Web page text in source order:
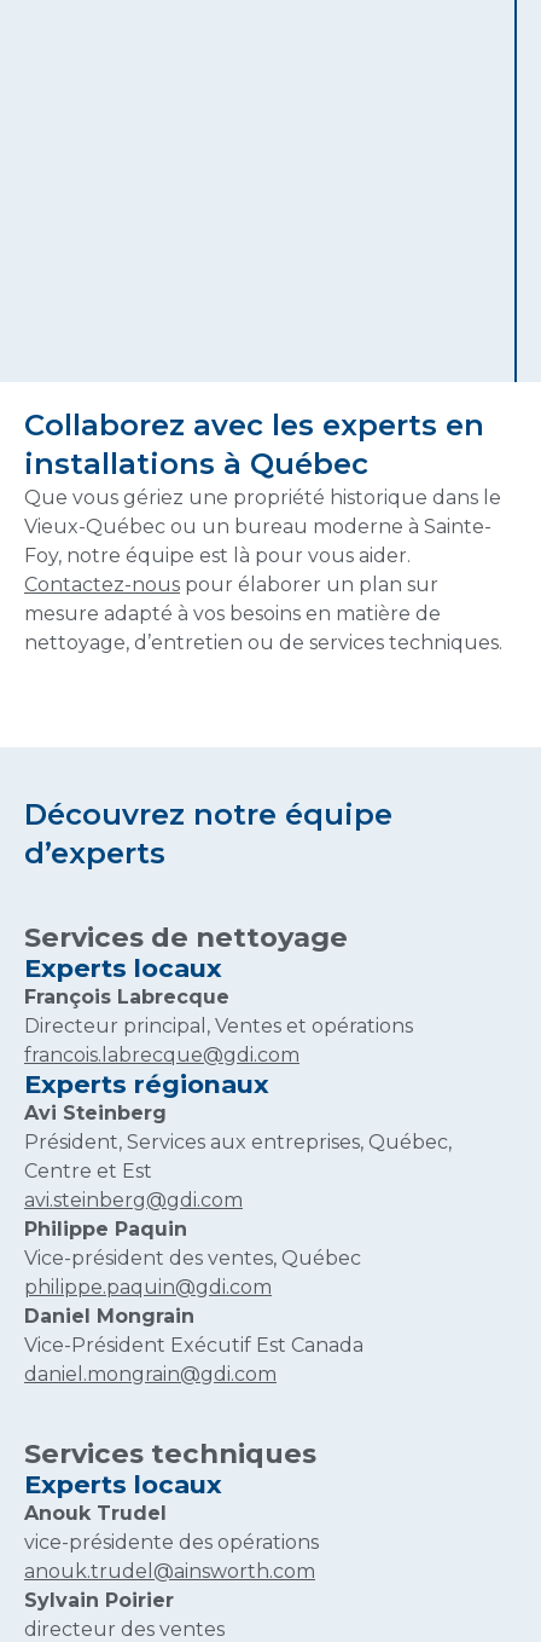
Collaborez avec les experts en
installations à Québec
Que vous gériez une propriété historique dans le
Vieux-Québec ou un bureau moderne à Sainte-
Foy, notre équipe est là pour vous aider.
Contactez-nous pour élaborer un plan sur
mesure adapté à vos besoins en matière de
nettoyage, d’entretien ou de services techniques.
Découvrez notre équipe
d’experts
Services de nettoyage
Experts locaux
François Labrecque
Directeur principal, Ventes et opérations
francois.labrecque@gdi.com
Experts régionaux
Avi Steinberg
Président, Services aux entreprises, Québec,
Centre et Est
avi.steinberg@gdi.com
Philippe Paquin
Vice-président des ventes, Québec
philippe.paquin@gdi.com
Daniel Mongrain
Vice-Président Exécutif Est Canada
daniel.mongrain@gdi.com
Services techniques
Experts locaux
Anouk Trudel
vice-présidente des opérations
anouk.trudel@ainsworth.com
Sylvain Poirier
directeur des ventes